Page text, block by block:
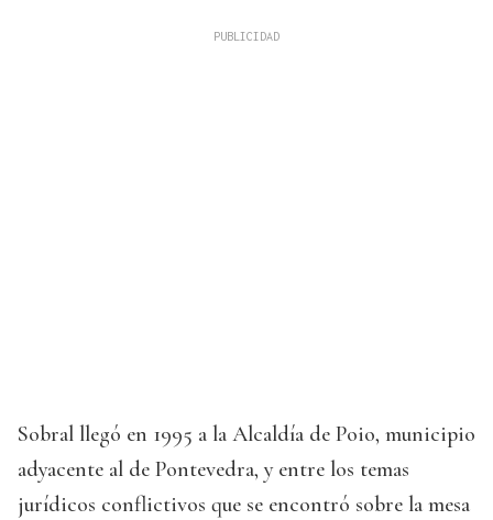
Sobral llegó en 1995 a la Alcaldía de Poio, municipio
adyacente al de Pontevedra, y entre los temas
jurídicos conflictivos que se encontró sobre la mesa